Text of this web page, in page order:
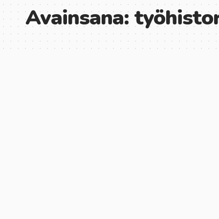
Avainsana: